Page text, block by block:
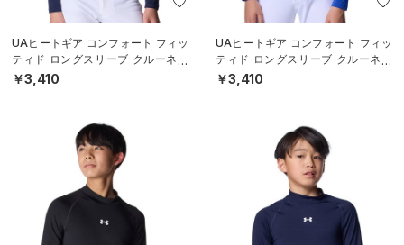
UAヒートギア コンフォート フィッ
ティド ロングスリーブ クルーネッ
ク シャツ（ベースボール/BOYS）
￥3,410
UAヒートギア コンフォート フィッ
ティド ロングスリーブ クルーネッ
ク シャツ（ベースボール/BOYS）
￥3,410